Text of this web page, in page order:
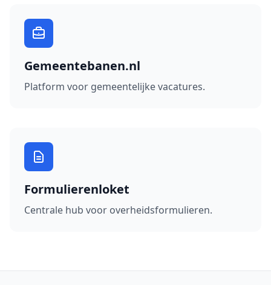
Gemeentebanen.nl
Platform voor gemeentelijke vacatures.
Formulierenloket
Centrale hub voor overheidsformulieren.